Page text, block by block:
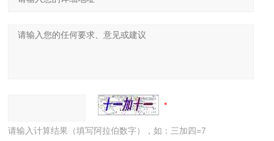
请输入计算结果（填写阿拉伯数字），如：三加四=7